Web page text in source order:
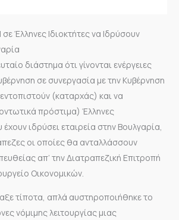
Έλληνες Ιδιοκτήτες να Ιδρύσουν
διάστημα ότι γίνονται ενέργειες
σε συνεργασία με την Κυβέρνηση
(καταρχάς) και να
πρόστιμα) Έλληνες
έχουν ιδρύσει εταιρεία στην Βουλγαρία,
οι οποίες θα ανταλλάσσουν
απ’ την Διατραπεζική Επιτροπή
Οικονομικών.
τίποτα, απλά αυστηροποιήθηκε το
νόμιμης λειτουργίας μιας